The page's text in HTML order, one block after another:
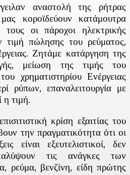
της ρήτρας
κοροϊδεύουν κατάμουτρα
οι πάροχοι ηλεκτρικής
τιμή πώλησης του ρεύματος,
Ζητάμε κατάργηση της
μείωση της τιμής του
χρηματιστηρίου Ενέργειας
ρύπων, επαναλειτουργία με
η τιμή.
κρίση εξαιτίας του
την πραγματικότητα ότι οι
είναι εξευτελιστικοί, δεν
τις ανάγκες των
ρεύμα, βενζίνη, είδη πρώτης